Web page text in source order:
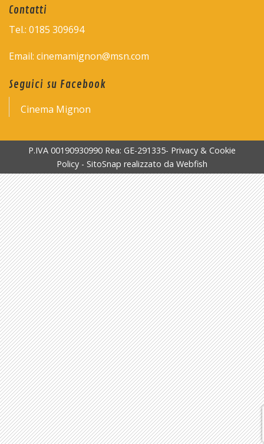
Contatti
Tel.: 0185 309694
Email: cinemamignon@msn.com
Seguici su Facebook
Cinema Mignon
P.IVA 00190930990 Rea: GE-291335- Privacy & Cookie
Policy - SitoSnap realizzato da Webfish